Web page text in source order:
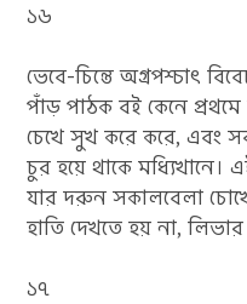
১৬
ভেবে-চিন্তে অগ্রপশ্চাৎ
পাঁড় পাঠক বই কেনে
চেখে সুখ করে করে, এবং
চুর হয়ে থাকে মধ্যিখানে।
যার দরুন সকালবেলা
হাতি দেখতে হয় না,
১৭